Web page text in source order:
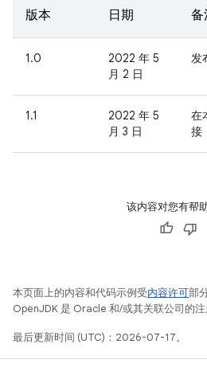
版本 日期 备
1.0
2022 年 5
月 2 日
发
1.1
2022 年 5
月 3 日
在
接
该内容对您有帮
本页面上的内容和代码示例受内容许可部
OpenJDK 是 Oracle 和/或其关联公司的注
最后更新时间 (UTC)：2026-07-17。